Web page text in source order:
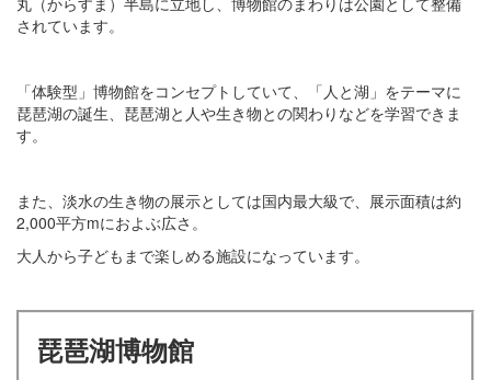
されています。
「体験型」博物館をコンセプトしていて、「人と湖」をテーマに
琵琶湖の誕生、琵琶湖と人や生き物との関わりなどを学習できま
す。
また、淡水の生き物の展示としては国内最大級で、展示面積は約
2,000平方mにおよぶ広さ。
大人から子どもまで楽しめる施設になっています。
琵琶湖博物館